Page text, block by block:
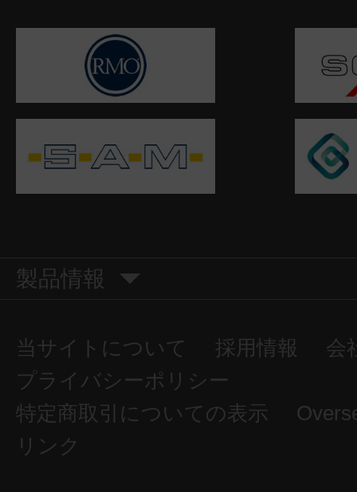
製品情報
当サイトについて 採用情報
会
プライバシーポリシー
特定商取引についての表示
リンク